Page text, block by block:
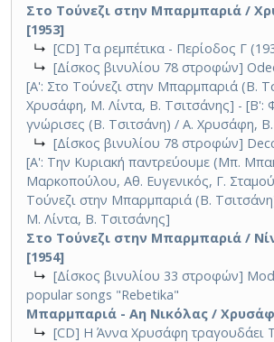
Στο Τούνεζι στην Μπαρμπαριά /
[1953]
↳ [CD] Τα ρεμπέτικα - Περίοδος Γ
↳ [Δίσκος βινυλίου 78 στροφών]
[Α': Στο Τούνεζι στην Μπαρμπαριά (Β.
Χρυσάφη, Μ. Λίντα, Β. Τσιτσάνης] - [Β':
γνώρισες (Β. Τσιτσάνη) / Α. Χρυσάφη,
↳ [Δίσκος βινυλίου 78 στροφών]
[A': Την Κυριακή παντρεύουμε (Μπ.
Μαρκοπούλου, Αθ. Ευγενικός, Γ.
Τούνεζι στην Μπαρμπαριά (Β.
Μ. Λίντα, Β. Τσιτσάνης]
Στο Τούνεζι στην Μπαρμπαριά /
[1954]
↳ [Δίσκος βινυλίου 33 στροφών]
popular songs "Rebetika"
Μπαρμπαριά - Αη Νικόλας /
↳ [CD] Η Άννα Χρυσάφη τραγουδάει